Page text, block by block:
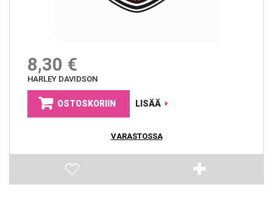
8,30 €
HARLEY DAVIDSON
OSTOSKORIIN LISÄÄ
VARASTOSSA